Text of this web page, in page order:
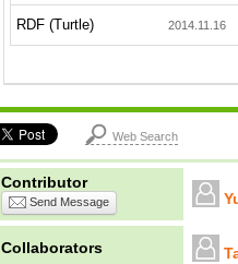
RDF (Turtle) 2014.11.16
Web Search
Contributor
Send Message
Collaborators